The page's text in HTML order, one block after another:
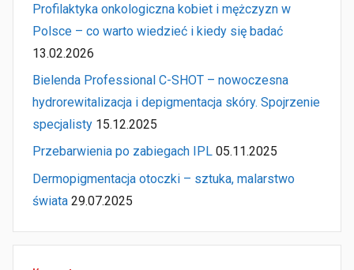
Profilaktyka onkologiczna kobiet i mężczyzn w
Polsce – co warto wiedzieć i kiedy się badać
13.02.2026
Bielenda Professional C-SHOT – nowoczesna
hydrorewitalizacja i depigmentacja skóry. Spojrzenie
specjalisty 15.12.2025
Przebarwienia po zabiegach IPL 05.11.2025
Dermopigmentacja otoczki – sztuka, malarstwo
świata 29.07.2025